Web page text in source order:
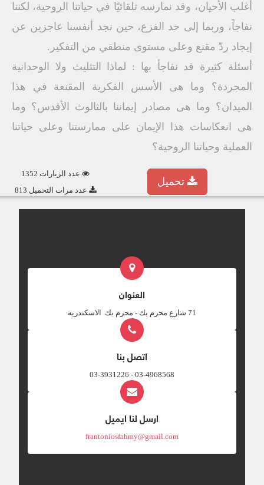
أغلب الأحيان، وقد نمارسه تلقائيًا في حياتنا الروحية، لكننا
نفاجاً، وربما إلى حد الفزع، حين نجد أنفسنا عاجزين عن
إيجاد ردّ مقنع وعلى مستوى منطقي من التفكير.
أسئلة كثيرة قد نفاجأ بها : لماذا التثليث ولا الوحدانية
المجردة؟ وما هى الأسس الفكرية المقنعة في هذا
الميدان؟ وما هى مصادر إيماننا بالثالوث الأقدس؟ وما
هى انعكاسات هذا الإيمان على ممارستنا وعلى حياتنا
العملية وحياتنا الروحية؟
عدد الزيارات 1352
عدد مرات التحميل 813
تحميل
العنوان
‎71 شارع محرم بك - محرم بك. الاسكندريه
اتصل بنا
03-4968568 - 03-3931226
ارسل لنا ايميل
frantoniosfahmy@gmail.com